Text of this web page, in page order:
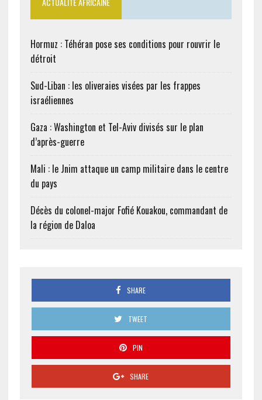
Hormuz : Téhéran pose ses conditions pour rouvrir le
détroit
Sud-Liban : les oliveraies visées par les frappes
israéliennes
Gaza : Washington et Tel-Aviv divisés sur le plan
d’après-guerre
Mali : le Jnim attaque un camp militaire dans le centre
du pays
Décès du colonel-major Fofié Kouakou, commandant de
la région de Daloa
SHARE
TWEET
PIN
SHARE